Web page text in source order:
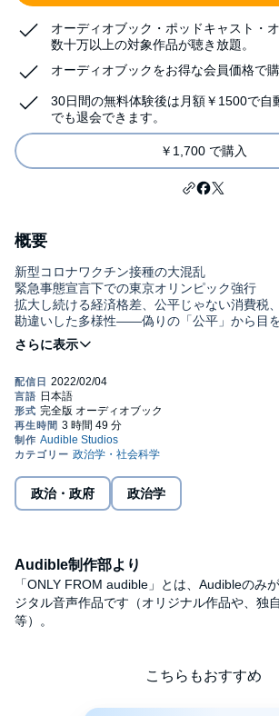
オーディオブック・ポッドキャスト・
数十万以上の対象作品が聴き放題。
オーディオブックをお得な会員価格で購
30日間の無料体験後は月額￥1500で自
でも退会できます。
￥1,700 で購入
概要
新型コロナワクチン接種の大混乱
緊急事態宣言下での東京オリンピック強行
拡大し続ける経済格差、公平じゃない消費税、
勘違いした多様性――偽りの「公平」から目を
『ホンマでっか!? TV』でおなじみの生物学者
不平等な現実に向き合う知恵と教養
新型コロナウイルスのワクチン接種をめぐり
同じ高齢者でも具体的に誰から打つのかに頭
接種態勢を整えるのに時間を要する自治体が
また、かつて東日本大震災の被災地支援で毛
かわらず、
ったそうだ。
いずれも平等にこだわるあまり、非合理極ま
るあまり
非効率なことが起きる事例が蔓延している。
拡大し続ける経済格差、公平ではない消費税、
「多様性」を謳いながら平等に縛られる学校
か？
政治・政府 政治学
Audible制作部より
「ONLY FROM audible」とは、Audibleのみ
ジタル音声作品です（オリジナル作品や、独
等）。
こちらもおすすめ